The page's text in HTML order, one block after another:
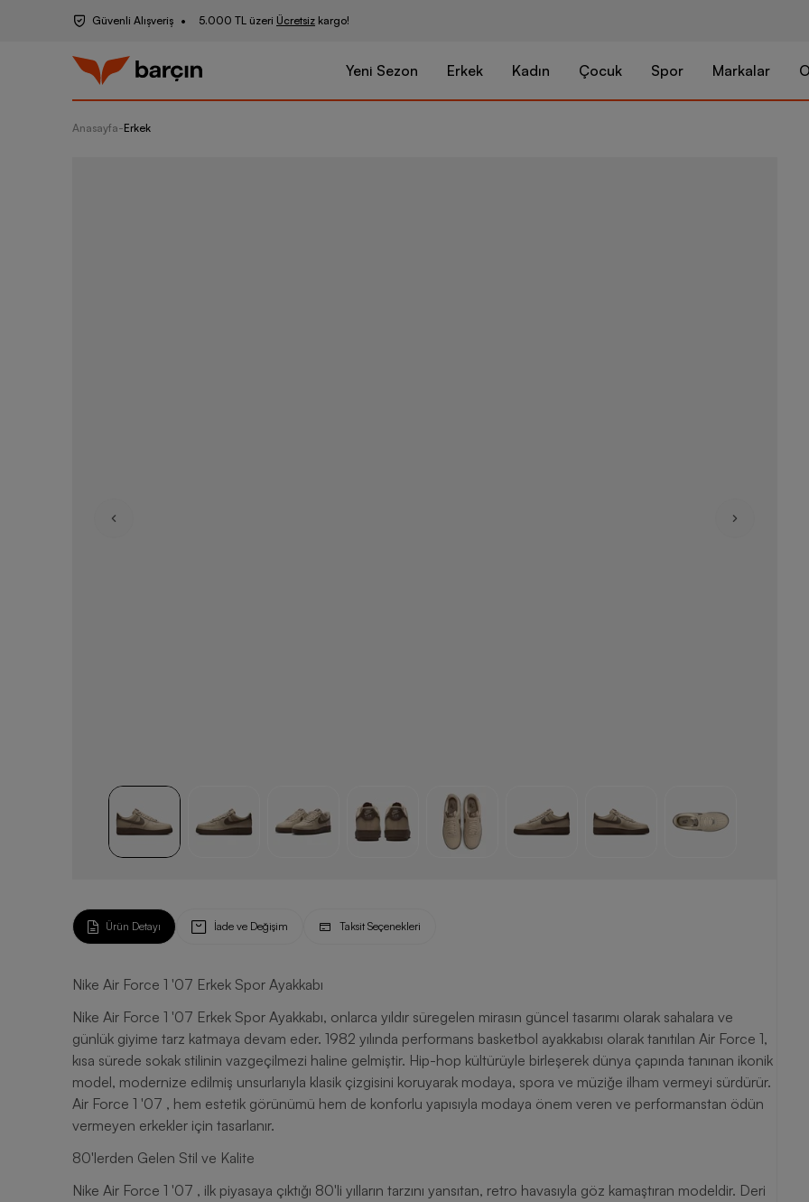
Güvenli Alışveriş 5.000 TL üzeri Ücretsiz kargo!
Yeni Sezon Erkek Kadın Çocuk Spor Markalar
Anasayfa-Erkek
Nike Air
Ürün Detayı İade ve Değişim Taksit Seçenekleri
Nike Air Force 1 '07 Erkek Spor Ayakkabı
Nike Air Force 1 '07 Erkek Spor Ayakkabı, onlarca yıldır süregelen mirasın güncel tasarımı olarak sahalara ve
günlük giyime tarz katmaya devam eder. 1982 yılında performans basketbol ayakkabısı olarak tanıtılan Air Force 1,
kısa sürede sokak stilinin vazgeçilmezi haline gelmiştir. Hip-hop kültürüyle birleşerek dünya çapında tanınan ikonik
model, modernize edilmiş unsurlarıyla klasik çizgisini koruyarak modaya, spora ve müziğe ilham vermeyi sürdürür.
Air Force 1 '07 , hem estetik görünümü hem de konforlu yapısıyla modaya önem veren ve performanstan ödün
vermeyen erkekler için tasarlanır.
80'lerden Gelen Stil ve Kalite
Nike Air Force 1 '07 , ilk piyasaya çıktığı 80'li yılların tarzını yansıtan, retro havasıyla göz kamaştıran modeldir. Deri